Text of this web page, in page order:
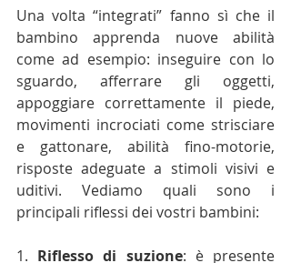
Una volta “integrati” fanno sì che il
bambino apprenda nuove abilità
come ad esempio: inseguire con lo
sguardo, afferrare gli oggetti,
appoggiare correttamente il piede,
movimenti incrociati come strisciare
e gattonare, abilità fino-motorie,
risposte adeguate a stimoli visivi e
uditivi. Vediamo quali sono i
principali riflessi dei vostri bambini:
1. Riflesso di suzione: è presente